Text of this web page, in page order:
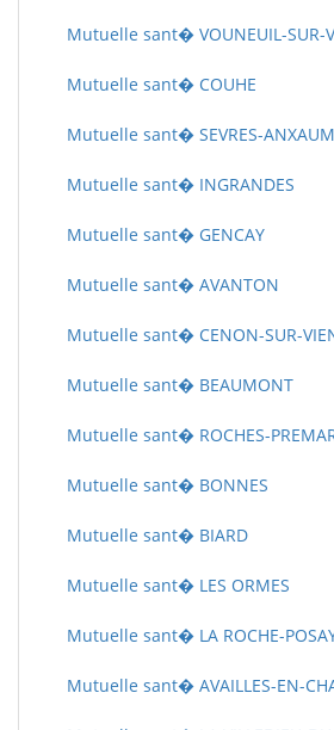
Mutuelle sant� VOUNEUIL-SUR-
Mutuelle sant� COUHE
Mutuelle sant� SEVRES-
Mutuelle sant� INGRANDES
Mutuelle sant� GENCAY
Mutuelle sant� AVANTON
Mutuelle sant� CENON-SUR-
Mutuelle sant� BEAUMONT
Mutuelle sant� ROCHES-
Mutuelle sant� BONNES
Mutuelle sant� BIARD
Mutuelle sant� LES ORMES
Mutuelle sant� LA ROCHE-
Mutuelle sant� AVAILLES-EN-